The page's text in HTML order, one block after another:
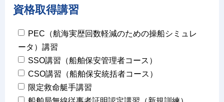
資格取得講習
PEC（航海実歴回数軽減のための操船シミュレ
ータ）講習
SSO講習（船舶保安管理者コース）
CSO講習（船舶保安統括者コース）
限定救命艇手講習